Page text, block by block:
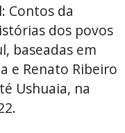
Contos da
dos povos
baseadas em
e Renato Ribeiro
Ushuaia, na